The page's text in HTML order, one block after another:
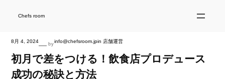
Chefs room
8月 4, 2024— byinfo@chefsroom.jpin 店舗運営
初月で差をつける！飲食店プロデュース
成功の秘訣と方法